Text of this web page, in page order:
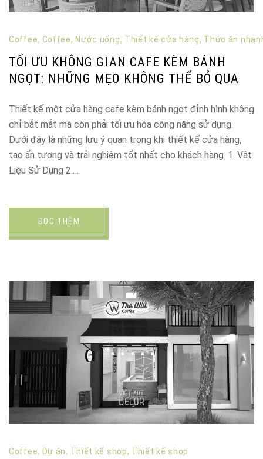
Coffee, Coffee, Nước uống, Thiết kế cửa hàng, Thức ăn
TỐI ƯU KHÔNG GIAN CAFE KÈM BÁNH
NGỌT: NHỮNG MẸO KHÔNG THỂ BỎ QUA
Thiết kế một cửa hàng cafe kèm bánh ngọt đỉnh hình không
chỉ bắt mắt mà còn phải tối ưu hóa công năng sử dụng.
Dưới đây là những lưu ý quan trọng khi thiết kế cửa hàng,
tạo ấn tượng và trải nghiệm tốt nhất cho khách hàng. 1. Vật
Liệu Sử Dụng 2.…
ĐỌC THÊM
Coffee, Dự án, Thiết kế shop, Thiết kế shop